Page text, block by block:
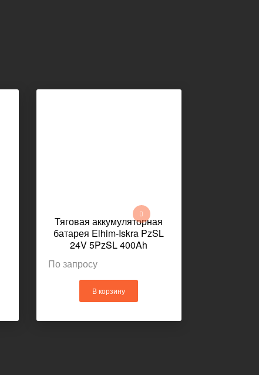
Тяговая аккумуляторная
батарея Elhim-Iskra PzSL
24V 5PzSL 400Ah
По запросу
В корзину